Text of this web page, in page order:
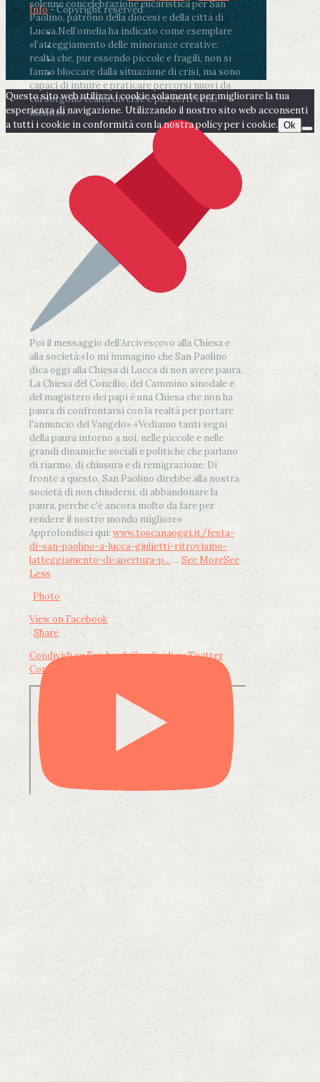
solenne concelebrazione eucaristica per San
Paolino, patrono della diocesi e della città di
Lucca.Nell’omelia ha indicato come esemplare
«l’atteggiamento delle minoranze creative:
realtà che, pur essendo piccole e fragili, non si
fanno bloccare dalla situazione di crisi, ma sono
capaci di intuire e praticare percorsi nuovi da
cui sorgono realtà diverse e per certi versi
inedite».
Poi il messaggio dell’Arcivescovo alla Chiesa e
alla società:«Io mi immagino che San Paolino
dica oggi alla Chiesa di Lucca di non avere paura.
La Chiesa del Concilio, del Cammino sinodale e
del magistero dei papi è una Chiesa che non ha
paura di confrontarsi con la realtà per portare
l'annuncio del Vangelo».«Vediamo tanti segni
della paura intorno a noi, nelle piccole e nelle
grandi dinamiche sociali e politiche che parlano
di riarmo, di chiusura e di remigrazione. Di
fronte a questo, San Paolino direbbe alla nostra
società di non chiudersi, di abbandonare la
paura, perché c'è ancora molto da fare per
rendere il nostro mondo migliore»
Approfondisci qui: www.toscanaoggi.it/festa-
di-san-paolino-a-lucca-giulietti-ritroviamo-
latteggiamento-di-apertura-p... ... See MoreSee
Less
Photo
View on Facebook
· Share
Condividi su FacebookCondividi su Twitter
Condividi su LinkedIn
Info- Copyright reserved
Questo sito web utilizza i cookie solamente per migliorare la tua
esperienza di navigazione. Utilizzando il nostro sito web acconsenti
a tutti i cookie in conformità con la nostra policy per i cookie. Ok